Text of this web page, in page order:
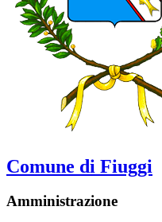
Comune di Fiuggi
Amministrazione